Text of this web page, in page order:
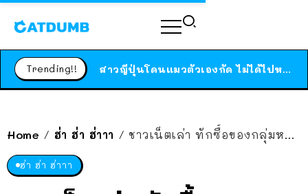
Trending!! ได้เวลาเด็กหนวดรวมตัว RF Online Next เปิดให้เล่นแล้ว เกม Sci-Fi MMORPG ระดับตำนาน เล่นได้ทั้งมือถือและ PC
Home / ฮ่า ฮ่า ฮ่าาา / ชาวเน็ตเล่า ทักซื้อของกลุ่มหมู่บ้าน “มีซีวิตไหม?” คนขายดันอ่านผิด กลายเป็นโมเมนต์สุดโบ๊ะบ๊ะ
ฮ่า ฮ่า ฮ่าาา